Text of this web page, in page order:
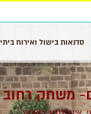
סדנאות בישול ואירוח ביתי
משחק רחוב